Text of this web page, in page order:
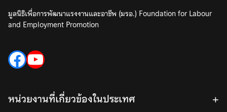
มูลนิธิเพื่อการพัฒนาแรงงานและอาชีพ (มรอ.) Foundation for Labour
and Employment Promotion
Facebook
YouTube
หน่วยงานที่เกี่ยวข้องในประเทศ